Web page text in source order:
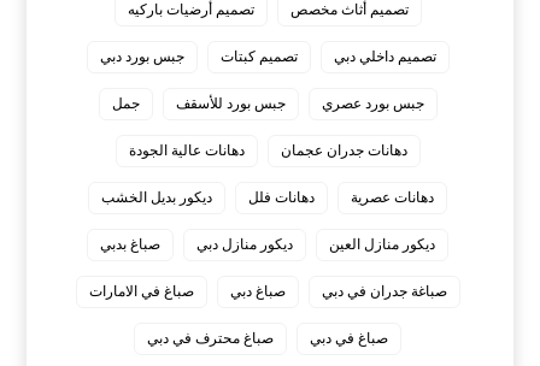
تصميم أثاث مخصص تصميم أرضيات باركيه
تصميم داخلي دبي تصميم كبتات جبس بورد دبي
جبس بورد عصري جبس بورد للأسقف جمل
دهانات جدران عجمان دهانات عالية الجودة
دهانات عصرية دهانات فلل ديكور بديل الخشب
ديكور منازل العين ديكور منازل دبي صباغ بدبي
صباغة جدران في دبي صباغ دبي صباغ في الامارات
صباغ في دبي صباغ محترف في دبي